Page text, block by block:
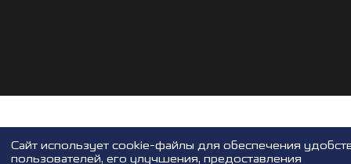
Cайт использует cookie-файлы для обеспечения
пользователей, его улучшения, предоставления